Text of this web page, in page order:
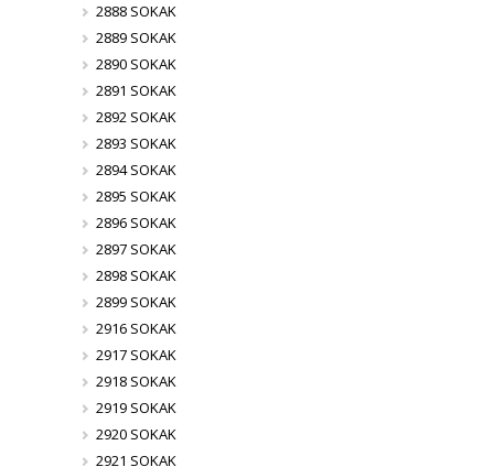
2888 SOKAK
2889 SOKAK
2890 SOKAK
2891 SOKAK
2892 SOKAK
2893 SOKAK
2894 SOKAK
2895 SOKAK
2896 SOKAK
2897 SOKAK
2898 SOKAK
2899 SOKAK
2916 SOKAK
2917 SOKAK
2918 SOKAK
2919 SOKAK
2920 SOKAK
2921 SOKAK